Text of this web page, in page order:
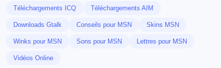
Téléchargements ICQ Téléchargements AIM
Downloads Gtalk Conseils pour MSN Skins MSN
Winks pour MSN Sons pour MSN Lettres pour MSN
Vidéos Online